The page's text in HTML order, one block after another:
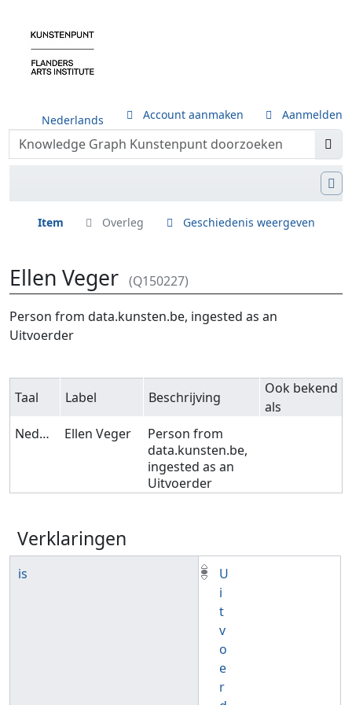
Nederlands Account aanmaken Aanmelden
Item Overleg Geschiedenis weergeven
Ellen Veger (Q150227)
Ga naar:navigatie,zoeken
Person from data.kunsten.be, ingested as an
Uitvoerder
Taal Label Beschrijving
Ook bekend
als
Nederlands
Ellen Veger
Person from
data.kunsten.be,
ingested as an
Uitvoerder
Verklaringen
is
U
i
t
v
o
e
r